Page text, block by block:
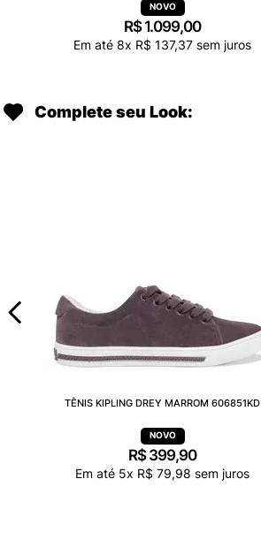
R$ 1.099,00
Em até 8x R$ 137,37sem juros
Complete seu Look:
TÊNIS KIPLING DREY MARROM 606851KD
R$ 399,90
Em até 5x R$ 79,98 sem juros